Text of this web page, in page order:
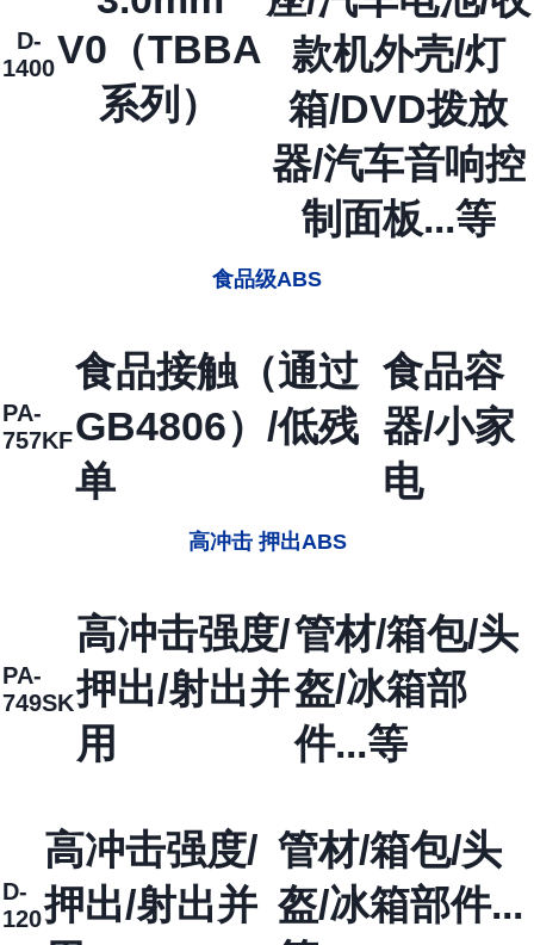
D-
1400V0（TBBA
系列）
款机外壳/灯
箱/DVD拨放
器/汽车音响控
制面板...等
食品级ABS
PA-
757KF
食品接触（通过
GB4806）/低残
单
食品容
器/小家
电
高冲击 押出ABS
PA-
749SK
高冲击强度/
押出/射出并
用
管材/箱包/头
盔/冰箱部
件...等
D-
120
高冲击强度/
押出/射出并
管材/箱包/头
盔/冰箱部件...